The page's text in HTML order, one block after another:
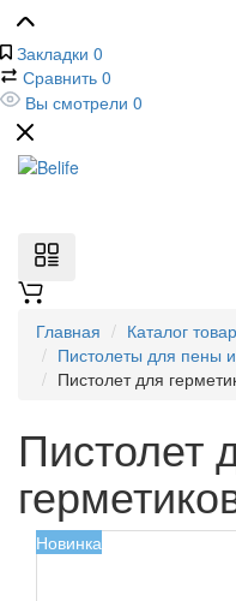
Закладки 0
Сравнить 0
Вы смотрели 0
Главная Каталог
Пистолеты для пены
Пистолет для
Пистолет
Новинка